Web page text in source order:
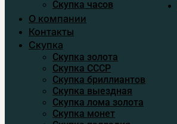
Скупка часов
О компании
Контакты
Скупка
Скупка золота
Скупка CCСР
Скупка бриллиантов
Скупка выездная
Скупка лома золота
Скупка монет